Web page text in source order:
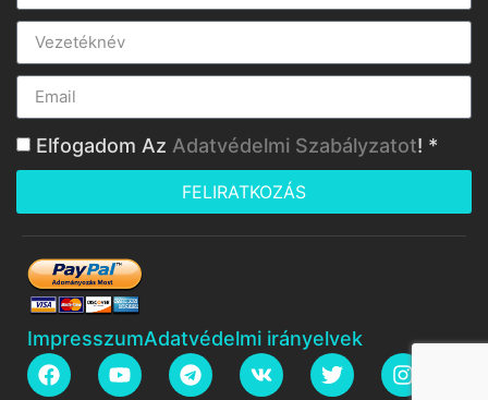
Elfogadom Az Adatvédelmi Szabályzatot! *
FELIRATKOZÁS
ImpresszumAdatvédelmi irányelvek